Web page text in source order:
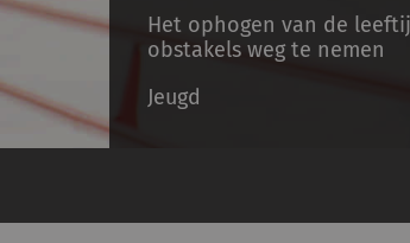
Het ophogen van de
obstakels weg te nemen
Jeugd